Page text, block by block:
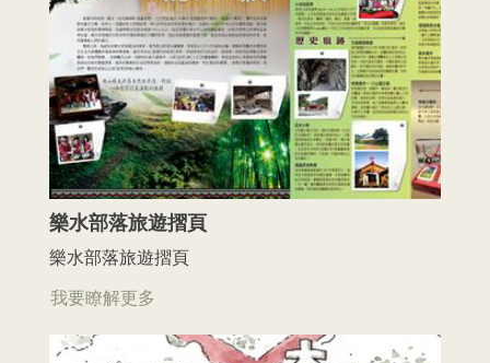
樂水部落旅遊摺頁
樂水部落旅遊摺頁
我要瞭解更多